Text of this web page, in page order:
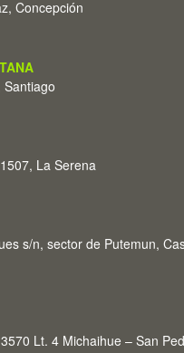
Concepción
La Serena
s/n, sector de Putemun,
Lt. 4 Michaihue – San